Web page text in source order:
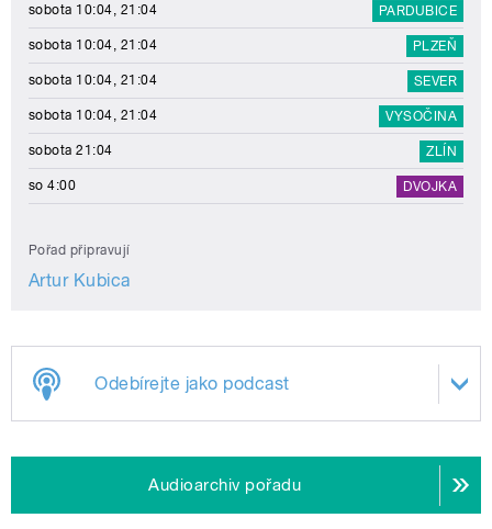
sobota 10:04, 21:04 PARDUBICE
sobota 10:04, 21:04 PLZEŇ
sobota 10:04, 21:04 SEVER
sobota 10:04, 21:04 VYSOČINA
sobota 21:04 ZLÍN
so 4:00 DVOJKA
Pořad připravují
Artur Kubica
Odebírejte jako podcast
Audioarchiv pořadu